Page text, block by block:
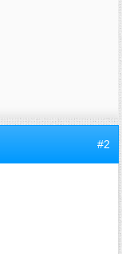
#2